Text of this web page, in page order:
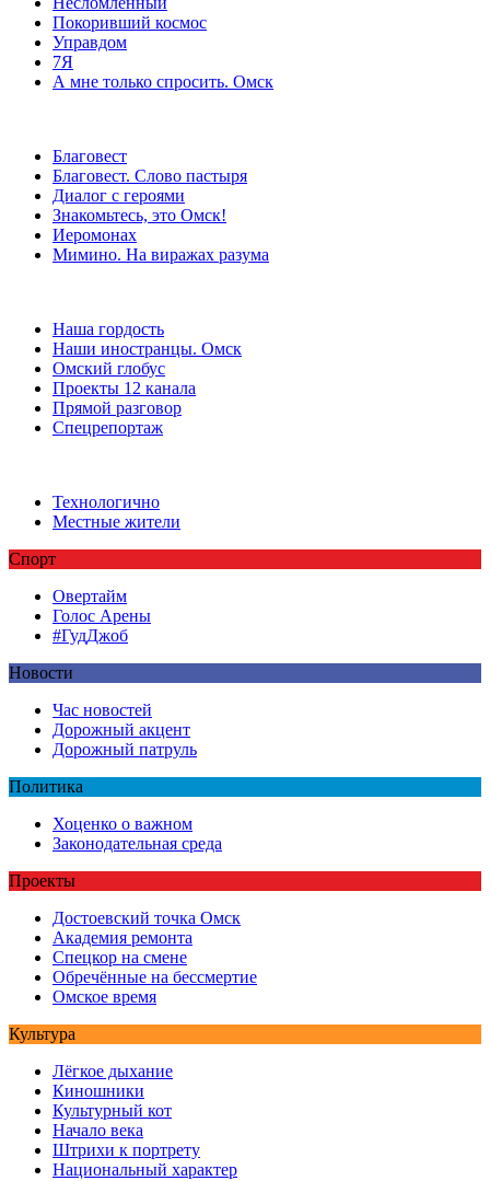
Покоривший космос
Управдом
7Я
А мне только спросить. Омск
Благовест
Благовест. Слово пастыря
Диалог с героями
Знакомьтесь, это Омск!
Иеромонах
Мимино. На виражах разума
Наша гордость
Наши иностранцы. Омск
Омский глобус
Проекты 12 канала
Прямой разговор
Спецрепортаж
Технологично
Местные жители
Спорт
Овертайм
Голос Арены
#ГудДжоб
Новости
Час новостей
Дорожный акцент
Дорожный патруль
Политика
Хоценко о важном
Законодательная среда
Проекты
Достоевский точка Омск
Академия ремонта
Спецкор на смене
Обречённые на бессмертие
Омское время
Культура
Лёгкое дыхание
Киношники
Культурный кот
Начало века
Штрихи к портрету
Национальный характер